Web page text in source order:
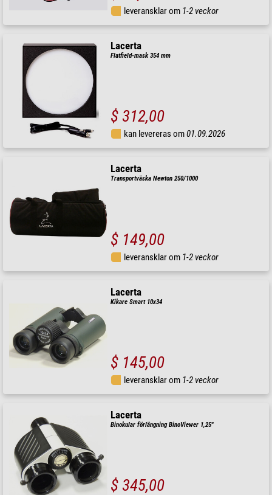
leveransklar om 1-2 veckor
Lacerta
Flatfield-mask 354 mm
$ 312,00
kan levereras om01.09.2026
Lacerta
Transportväska Newton 250/1000
$ 149,00
leveransklar om 1-2 veckor
Lacerta
Kikare Smart 10x34
$ 145,00
leveransklar om 1-2 veckor
Lacerta
Binokular förlängning BinoViewer 1,25"
$ 345,00